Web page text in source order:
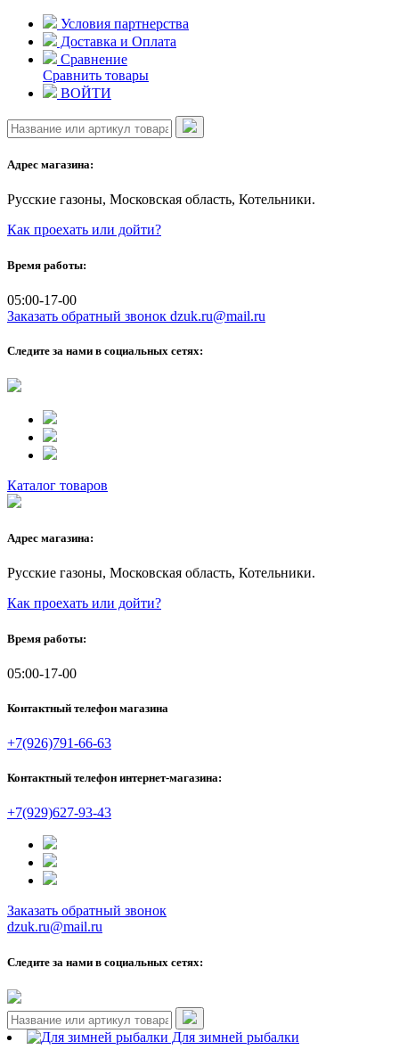
Skip
content
Условия партнерства
Доставка и Оплата
Сравнение
Сравнить товары
ВОЙТИ
Адрес магазина:
Русские газоны, Московская область, Котельники.
Как проехать или дойти?
Время работы:
05:00-17-00
Заказать обратный звонок dzuk.ru@mail.ru
Следите за нами в социальных сетях:
Каталог товаров
Адрес магазина:
Русские газоны, Московская область, Котельники.
Как проехать или дойти?
Время работы:
05:00-17-00
Контактный телефон магазина
+7(926)791-66-63
Контактный телефон интернет-магазина:
+7(929)627-93-43
Заказать обратный звонок
dzuk.ru@mail.ru
Следите за нами в социальных сетях:
Для зимней рыбалки